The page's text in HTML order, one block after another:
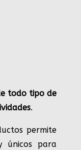
todo tipo de
.
permite
únicos para